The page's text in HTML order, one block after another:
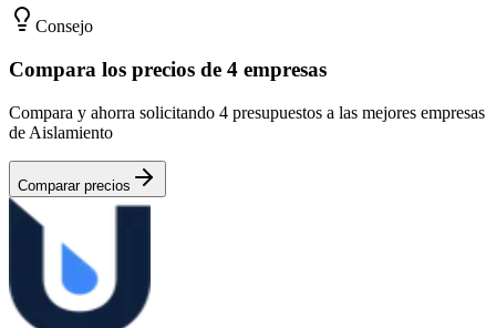
Consejo
Compara los precios de 4 empresas
Compara y ahorra solicitando 4 presupuestos a las mejores empresas
de Aislamiento
Comparar precios